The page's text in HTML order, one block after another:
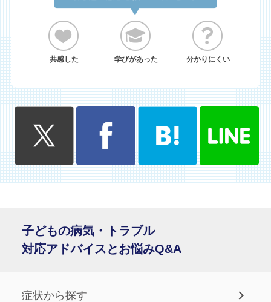
共感した 学びがあった 分かりにくい
子どもの病気・トラブル
対応アドバイスとお悩みQ&A
症状から探す